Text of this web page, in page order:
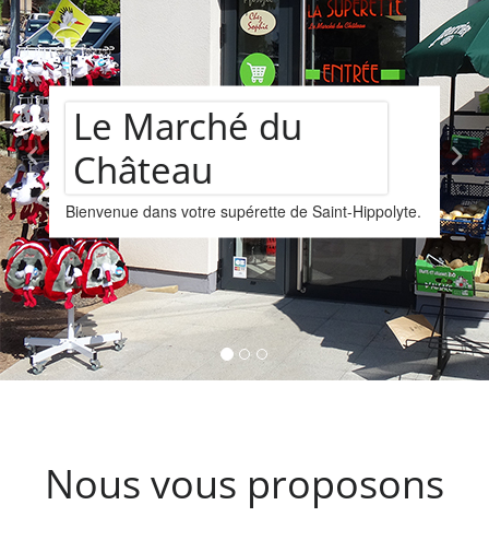
du
de Saint-Hippolyte.
vins
Nous vous
provenant de la
Kintzheim-St-
Nous vous proposons